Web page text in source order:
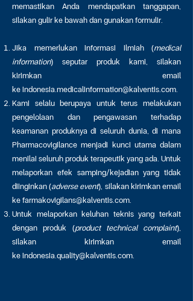
memastikan Anda mendapatkan tanggapan,
silakan gulir ke bawah dan gunakan formulir.
Jika memerlukan informasi ilmiah (medical
information) seputar produk kami, silakan
kirimkan email
ke indonesia.medicalinformation@kalventis.com.
Kami selalu berupaya untuk terus melakukan
pengelolaan dan pengawasan terhadap
keamanan produknya di seluruh dunia, di mana
Pharmacovigilance menjadi kunci utama dalam
menilai seluruh produk terapeutik yang ada. Untuk
melaporkan efek samping/kejadian yang tidak
diinginkan (adverse event), silakan kirimkan email
ke farmakovigilans@kalventis.com.
Untuk melaporkan keluhan teknis yang terkait
dengan produk (product technical complaint),
silakan kirimkan email
ke indonesia.quality@kalventis.com.